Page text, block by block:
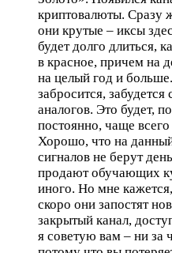
криптовалюты. Сразу
они крутые – иксы
будет долго длиться,
в красное, причем на
на целый год и
забросится,
аналогов. Это будет,
постоянно, чаще
Хорошо, что на
сигналов не берут
продают обучающих
иного. Но мне
скоро они запостят
закрытый канал,
я советую вам – ни за